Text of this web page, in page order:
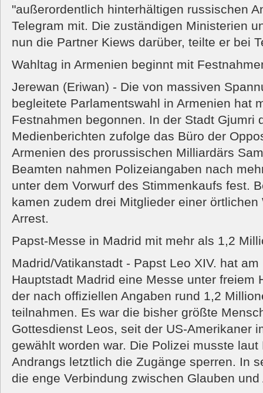
"außerordentlich hinterhältigen russischen
Telegram mit. Die zuständigen Ministerien
nun die Partner Kiews darüber, teilte er bei
Wahltag in Armenien beginnt mit
Jerewan (Eriwan) - Die von massiven
begleitete Parlamentswahl in Armenien hat
Festnahmen begonnen. In der Stadt Gjumri
Medienberichten zufolge das Büro der
Armenien des prorussischen Milliardärs
Beamten nahmen Polizeiangaben nach
unter dem Vorwurf des Stimmenkaufs fest.
kamen zudem drei Mitglieder einer
Arrest.
Papst-Messe in Madrid mit mehr als 1,2
Madrid/Vatikanstadt - Papst Leo XIV. hat
Hauptstadt Madrid eine Messe unter freiem
der nach offiziellen Angaben rund 1,2
teilnahmen. Es war die bisher größte
Gottesdienst Leos, seit der US-Amerikaner
gewählt worden war. Die Polizei musste
Andrangs letztlich die Zugänge sperren. In
die enge Verbindung zwischen Glauben